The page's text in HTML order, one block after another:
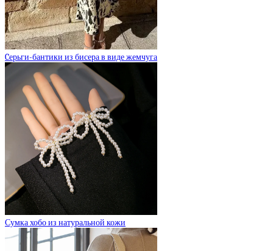
Cерьги-бантики из бисера в виде жемчуга
Сумка хобо из натуральной кожи